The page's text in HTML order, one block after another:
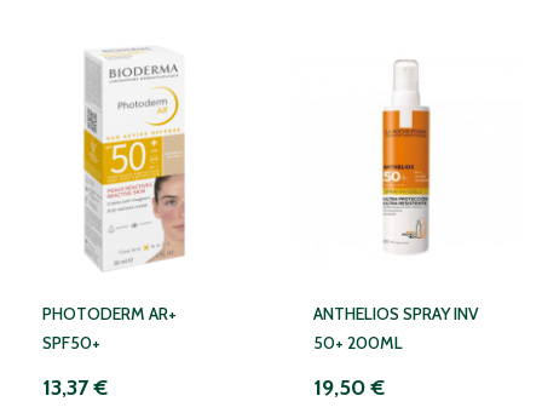
PHOTODERM AR+
SPF50+
13,37 €
ANTHELIOS SPRAY INV
50+ 200ML
19,50 €